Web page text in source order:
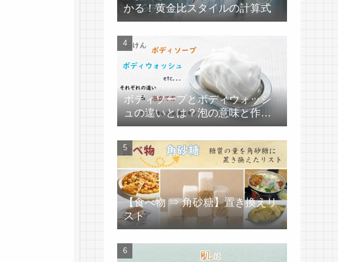
かる！黄金比スタイルの計算式
ボディソープとボディウォッシ
ュの違いとは？泡の意味と作り
方
【食べ物 ⇒ 角砂糖】置き換えリ
スト